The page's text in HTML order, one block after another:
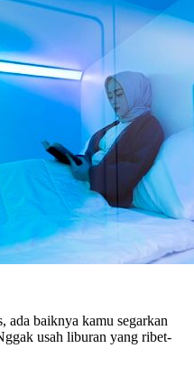
ada baiknya kamu segarkan
usah liburan yang ribet-